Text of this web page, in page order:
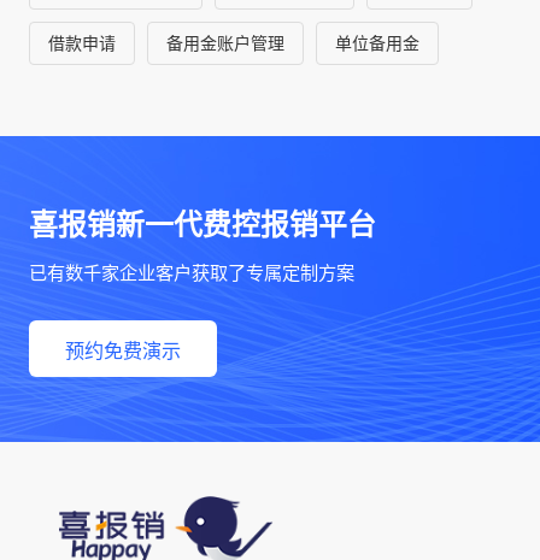
借款申请 备用金账户管理 单位备用金
喜报销新一代费控报销平台
已有数千家企业客户获取了专属定制方案
预约免费演示